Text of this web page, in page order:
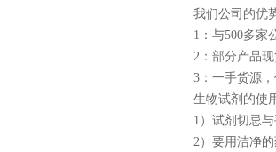
我们公司的优
1：与500多家
2：部分产品
3：一手货源
生物试剂的使
1）试剂切忌
2）要用洁净